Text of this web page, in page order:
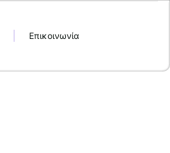
Επικοινωνία